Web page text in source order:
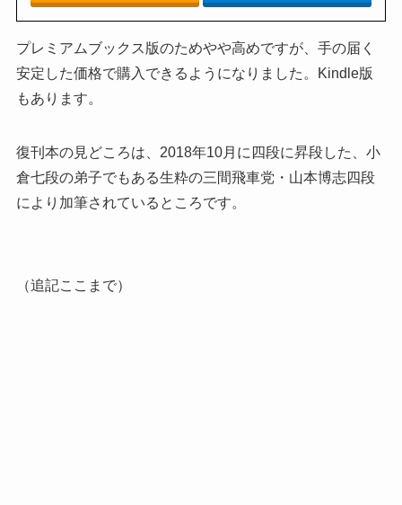
プレミアムブックス版のためやや高めですが、手の届く
安定した価格で購入できるようになりました。Kindle版
もあります。
復刊本の見どころは、2018年10月に四段に昇段した、小
倉七段の弟子でもある生粋の三間飛車党・山本博志四段
により加筆されているところです。
（追記ここまで）